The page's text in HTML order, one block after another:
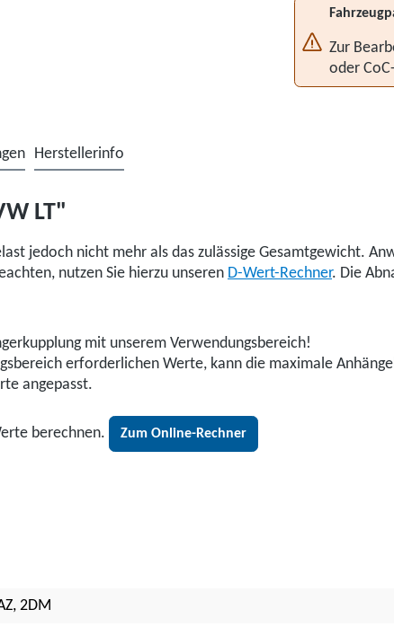
Zur
oder
Herstellerinfo
LT"
jedoch nicht mehr als das zulässige Gesamtgewicht.
nutzen Sie hierzu unseren D-Wert-Rechner. Die
mit unserem Verwendungsbereich!
erforderlichen Werte, kann die maximale
angepasst.
berechnen. Zum Online-Rechner
2DM